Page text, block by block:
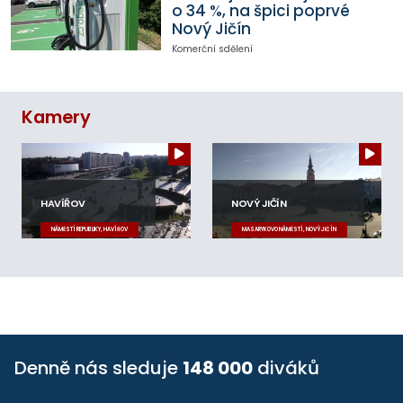
o 34 %, na špici poprvé
Nový Jičín
Komerční sdělení
Kamery
HAVÍŘOV
NÁMĚSTÍ REPUBLIKY, HAVÍŘOV
NOVÝ JIČÍN
MASARYKOVO NÁMĚSTÍ, NOVÝ JIČÍN
Denně nás sleduje 148 000 diváků